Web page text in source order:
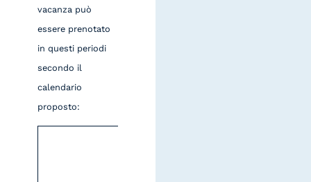
vacanza può
essere prenotato
in questi periodi
secondo il
calendario
proposto: